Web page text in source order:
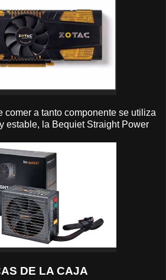
comer a tanto componente se utiliza
estable, la Bequiet Straight Power
DE LA CAJA